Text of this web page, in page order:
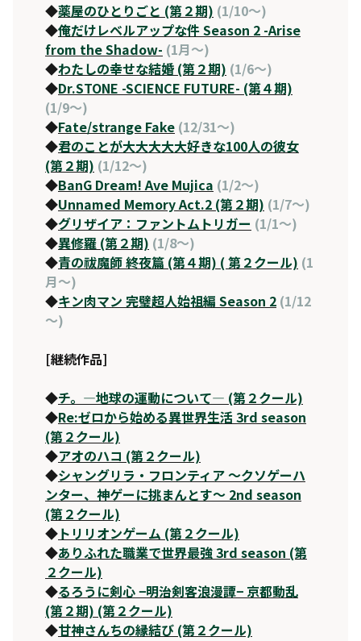
◆薬屋のひとりごと (第２期) (1/10～)
◆俺だけレベルアップな件 Season 2 -Arise
from the Shadow- (1月～)
◆わたしの幸せな結婚 (第２期) (1/6～)
◆Dr.STONE -SCIENCE FUTURE- (第４期)
(1/9～)
◆Fate/strange Fake (12/31～)
◆君のことが大大大大大好きな100人の彼女
(第２期) (1/12～)
◆BanG Dream! Ave Mujica (1/2～)
◆Unnamed Memory Act.2 (第２期) (1/7～)
◆グリザイア：ファントムトリガー (1/1～)
◆異修羅 (第２期) (1/8～)
◆青の祓魔師 終夜篇 (第４期) ( 第２クール) (1
月～)
◆キン肉マン 完璧超人始祖編 Season 2 (1/12
～)
[継続作品]
◆チ。―地球の運動について― (第２クール)
◆Re:ゼロから始める異世界生活 3rd season
(第２クール)
◆アオのハコ (第２クール)
◆シャングリラ・フロンティア 〜クソゲーハ
ンター、神ゲーに挑まんとす〜 2nd season
(第２クール)
◆トリリオンゲーム (第２クール)
◆ありふれた職業で世界最強 3rd season (第
２クール)
◆るろうに剣心 −明治剣客浪漫譚− 京都動乱
(第２期) (第２クール)
◆甘神さんちの縁結び (第２クール)